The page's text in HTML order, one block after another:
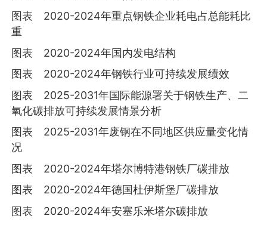
图表 2020-2024年重点钢铁企业耗电占总能耗比
重
图表 2020-2024年国内发电结构
图表 2020-2024年钢铁行业可持续发展绩效
图表 2025-2031年国际能源署关于钢铁生产、二
氧化碳排放可持续发展情景分析
图表 2025-2031年废钢在不同地区供应量变化情
况
图表 2020-2024年塔尔博特港钢铁厂碳排放
图表 2020-2024年德国杜伊斯堡厂碳排放
图表 2020-2024年安塞乐米塔尔碳排放